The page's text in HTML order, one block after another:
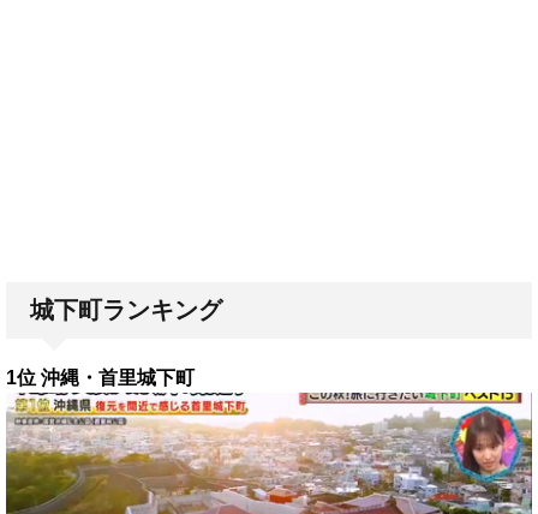
城下町ランキング
1位 沖縄・首里城下町